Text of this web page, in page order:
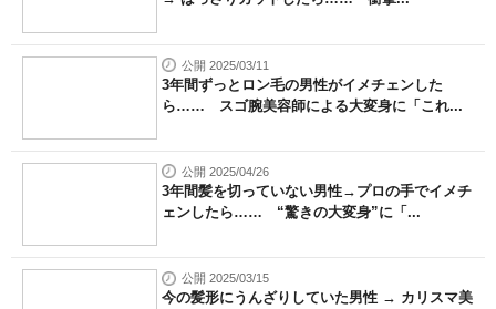
公開 2025/03/11
3年間ずっとロン毛の男性がイメチェンした
ら…… スゴ腕美容師による大変身に「これ...
公開 2025/04/26
3年間髪を切っていない男性→プロの手でイメチ
ェンしたら…… “驚きの大変身”に「...
公開 2025/03/15
今の髪形にうんざりしていた男性 → カリスマ美